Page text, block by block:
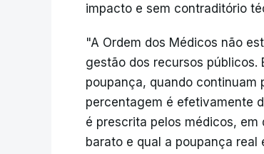
impacto e sem contraditório
"A Ordem dos Médicos não
gestão dos recursos públicos.
poupança, quando continuam
percentagem é efetivamente
é prescrita pelos médicos,
barato e qual a poupança real